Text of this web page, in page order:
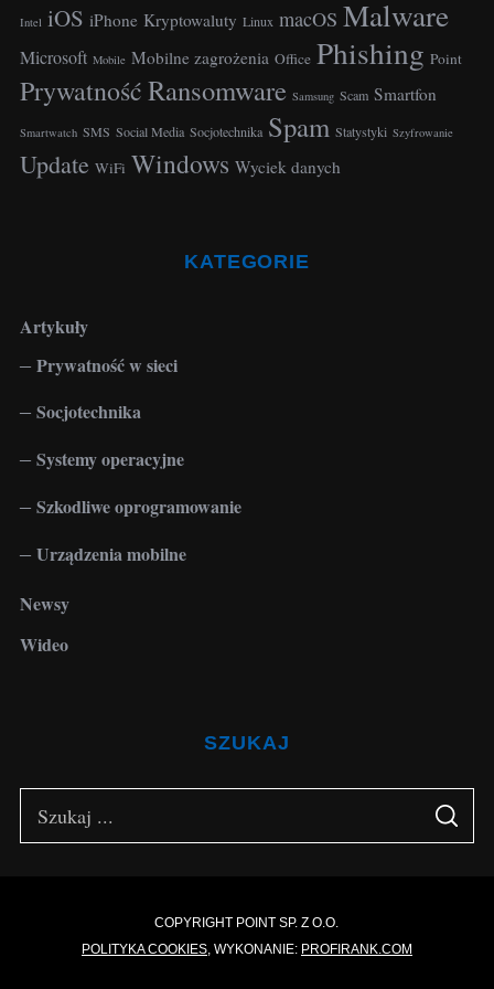
Intel iOS iPhone Kryptowaluty Linux macOS Malware
Microsoft Mobile Mobilne zagrożenia Office Phishing Point
PrywatnośćRansomware Samsung Scam Smartfon
Smartwatch SMS Social Media Socjotechnika Spam Statystyki Szyfrowanie
Update WiFi Windows Wyciek danych
KATEGORIE
Artykuły
Prywatność w sieci
Socjotechnika
Systemy operacyjne
Szkodliwe oprogramowanie
Urządzenia mobilne
Newsy
Wideo
SZUKAJ
S
A
COPYRIGHT POINT SP. Z O.O.
POLITYKA COOKIES, WYKONANIE: PROFIRANK.COM
f
o
: